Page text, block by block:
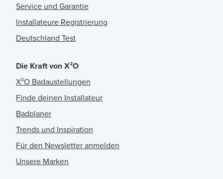
Service und Garantie
Installateure Registrierung
Deutschland Test
Die Kraft von X²O
X²O Badaustellungen
Finde deinen Installateur
Badplaner
Trends und Inspiration
Für den Newsletter anmelden
Unsere Marken